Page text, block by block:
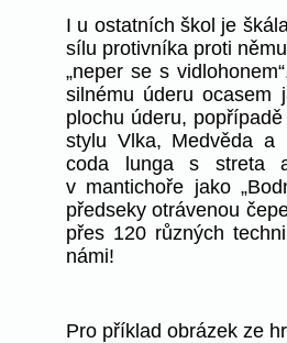
I u ostatních škol je
sílu protivníka proti
„neper se s
silnému úderu ocasem
plochu úderu,
stylu Vlka, Medvěda a
coda lunga s streta
v mantichoře jako
předseky otrávenou
přes 120 různých
námi!
Pro příklad obrázek ze